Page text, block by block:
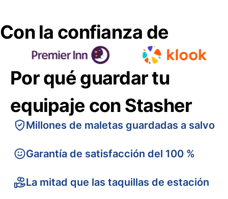
Con la confianza de
Por qué guardar tu
equipaje con Stasher
Millones de maletas guardadas a salvo
Garantía de satisfacción del 100 %
La mitad que las taquillas de estación